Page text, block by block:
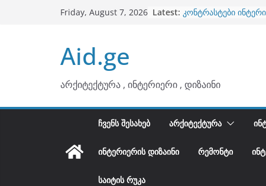
Friday, August 7, 2026 Latest: კონტრასტები
Aid.ge
არქიტექტურა , ინტერიერი , დიზაინი
ᲩᲕᲔᲜᲡ ᲨᲔᲡᲐᲮᲔᲑ ᲐᲠᲥᲘᲢᲔᲥᲢᲣᲠᲐ
ᲘᲜᲢᲔᲠᲘᲔᲠᲘᲡ ᲓᲘᲖᲐᲘᲜᲘ ᲠᲔᲛᲝᲜᲢᲘ
ᲡᲐᲘᲢᲘᲡ ᲠᲣᲙᲐ